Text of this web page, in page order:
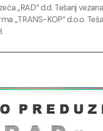
„RAD“ d.d. Tešanj
„TRANS-KOP“ d.o.o.